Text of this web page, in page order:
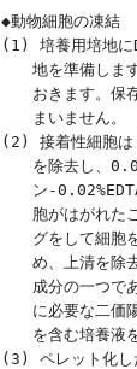
◆動物細胞の凍結
(1) 培養用培地に
地を準備します
おきます。保存
まいません。
(2) 接着性細胞は
を除去し、
ン-0.02%EDTA-
胞がはがれたこ
グをして細胞を
め、上清を除去
成分の一つであ
に必要な二価陽
を含む培養液を
(3) ペレット化し